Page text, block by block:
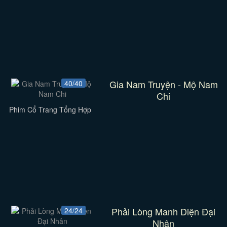
40/40
Gia Nam Truyện - Mộ Nam
Chi
Phim Cổ Trang Tổng Hợp
24/24
Phải Lòng Manh Diện Đại
Nhân